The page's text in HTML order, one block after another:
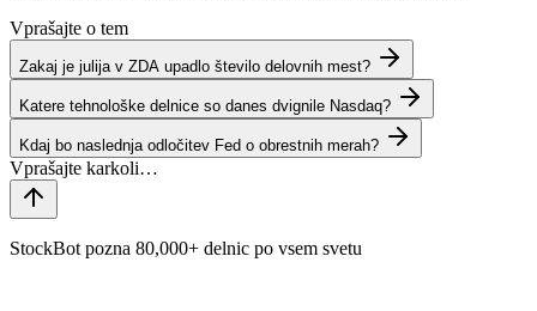
Vprašajte o tem
Zakaj je julija v ZDA upadlo število delovnih mest?
Katere tehnološke delnice so danes dvignile Nasdaq?
Kdaj bo naslednja odločitev Fed o obrestnih merah?
StockBot pozna 80,000+ delnic po vsem svetu